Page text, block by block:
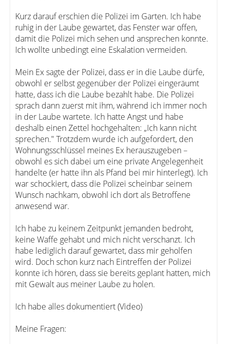
Kurz darauf erschien die Polizei im Garten. Ich habe
ruhig in der Laube gewartet, das Fenster war offen,
damit die Polizei mich sehen und ansprechen konnte.
Ich wollte unbedingt eine Eskalation vermeiden.
Mein Ex sagte der Polizei, dass er in die Laube dürfe,
obwohl er selbst gegenüber der Polizei eingeräumt
hatte, dass ich die Laube bezahlt habe. Die Polizei
sprach dann zuerst mit ihm, während ich immer noch
in der Laube wartete. Ich hatte Angst und habe
deshalb einen Zettel hochgehalten: „Ich kann nicht
sprechen." Trotzdem wurde ich aufgefordert, den
Wohnungsschlüssel meines Ex herauszugeben –
obwohl es sich dabei um eine private Angelegenheit
handelte (er hatte ihn als Pfand bei mir hinterlegt). Ich
war schockiert, dass die Polizei scheinbar seinem
Wunsch nachkam, obwohl ich dort als Betroffene
anwesend war.
Ich habe zu keinem Zeitpunkt jemanden bedroht,
keine Waffe gehabt und mich nicht verschanzt. Ich
habe lediglich darauf gewartet, dass mir geholfen
wird. Doch schon kurz nach Eintreffen der Polizei
konnte ich hören, dass sie bereits geplant hatten, mich
mit Gewalt aus meiner Laube zu holen.
Ich habe alles dokumentiert (Video)
Meine Fragen: